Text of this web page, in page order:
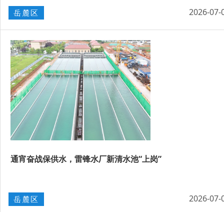
岳麓区 2026-07-
通宵奋战保供水，雷锋水厂新清水池“上岗”
岳麓区 2026-07-